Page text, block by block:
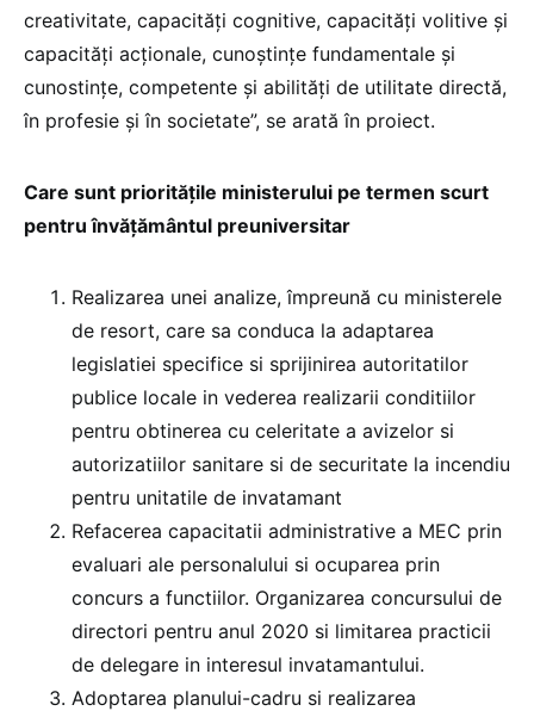
creativitate, capacități cognitive, capacități volitive și
capacități acționale, cunoștințe fundamentale și
cunostințe, competente și abilități de utilitate directă,
în profesie și în societate”, se arată în proiect.
Care sunt prioritățile ministerului pe termen scurt
pentru învățământul preuniversitar
Realizarea unei analize, împreună cu ministerele
de resort, care sa conduca la adaptarea
legislatiei specifice si sprijinirea autoritatilor
publice locale in vederea realizarii conditiilor
pentru obtinerea cu celeritate a avizelor si
autorizatiilor sanitare si de securitate la incendiu
pentru unitatile de invatamant
Refacerea capacitatii administrative a MEC prin
evaluari ale personalului si ocuparea prin
concurs a functiilor. Organizarea concursului de
directori pentru anul 2020 si limitarea practicii
de delegare in interesul invatamantului.
Adoptarea planului-cadru si realizarea